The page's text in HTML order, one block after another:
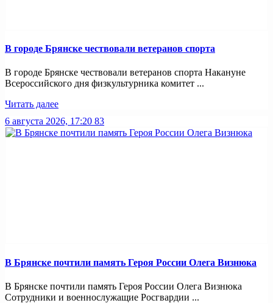
В городе Брянске чествовали ветеранов спорта
В городе Брянске чествовали ветеранов спорта Накануне
Всероссийского дня физкультурника комитет ...
Читать далее
6 августа 2026, 17:20 83
В Брянске почтили память Героя России Олега Визнюка
В Брянске почтили память Героя России Олега Визнюка
Сотрудники и военнослужащие Росгвардии ...